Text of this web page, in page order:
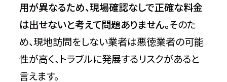
用が異なるため、現場確認なしで正確な料金
は出せないと考えて問題ありません。そのた
め、現地訪問をしない業者は悪徳業者の可能
性が高く、トラブルに発展するリスクがあると
言えます。